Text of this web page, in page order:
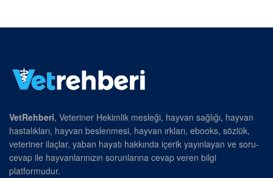
VetRehberi, Veteriner Hekimlik mesleği, hayvan sağlığı, hayvan
hastalıkları, hayvan beslenmesi, hayvan ırkları, ebooks, sözlük,
veteriner ilaçlar, yaban hayatı hakkında içerik yayınlayan ve soru-
cevap ile hayvanlarınızın sorunlarına cevap veren bilgi
platformudur.